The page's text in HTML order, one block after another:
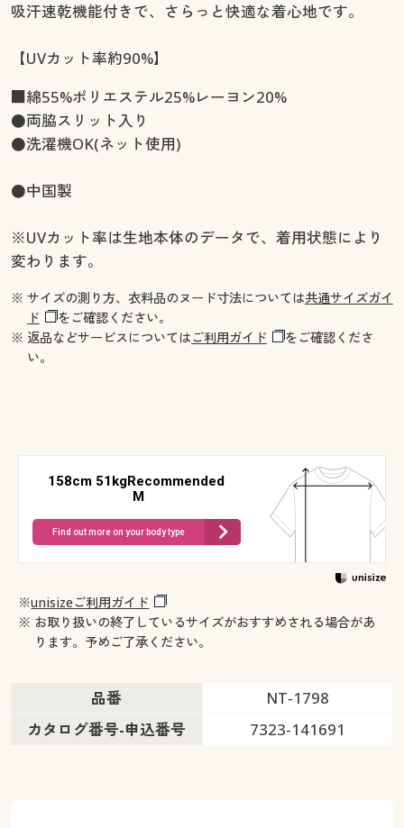
吸汗速乾機能付きで、さらっと快適な着心地です。
【UVカット率約90%】
■綿55%ポリエステル25%レーヨン20%
●両脇スリット入り
●洗濯機OK(ネット使用)
●中国製
※UVカット率は生地本体のデータで、着用状態により
変わります。
※ サイズの測り方、衣料品のヌード寸法については共通サイズガイ
ド
をご確認ください。
※ 返品などサービスについてはご利用ガイド
をご確認くださ
い。
158cm 51kgRecommended
M
Find out more on your body type
※unisizeご利用ガイド
※ お取り扱いの終了しているサイズがおすすめされる場合があ
ります。予めご了承ください。
品番
NT-1798
カタログ番号-申込番号
7323-141691